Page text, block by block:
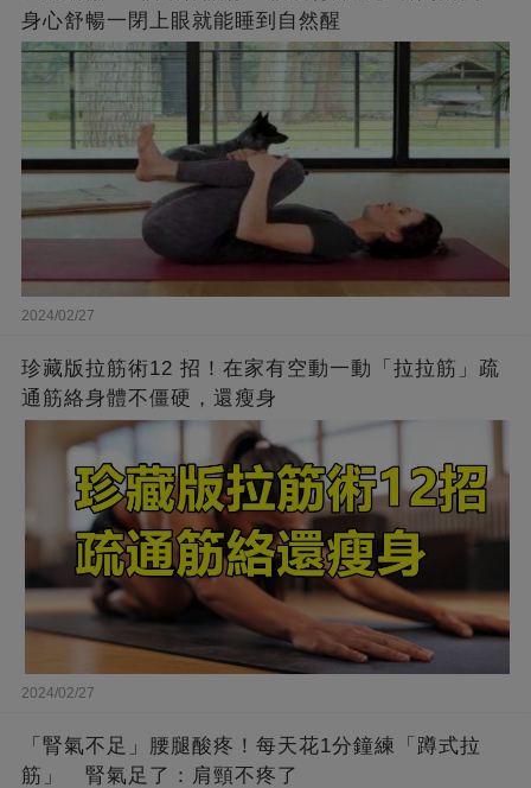
身心舒暢一閉上眼就能睡到自然醒
2024/02/27
珍藏版拉筋術12 招！在家有空動一動「拉拉筋」疏
通筋絡身體不僵硬，還瘦身
2024/02/27
「腎氣不足」腰腿酸疼！每天花1分鐘練「蹲式拉
筋」 腎氣足了：肩頸不疼了